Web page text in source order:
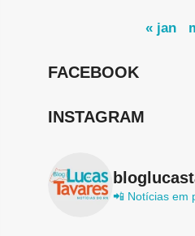
« jan
FACEBOOK
INSTAGRAM
📲 Notícias em